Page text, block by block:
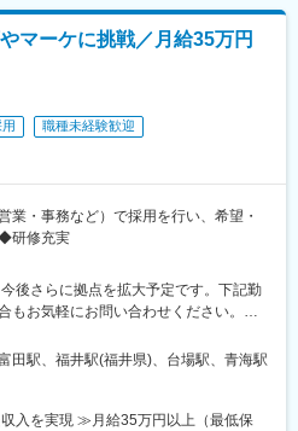
マーケに挑戦／月給35万円
職種未経験歓迎
業・事務など）で採用を行い、希望・
研修充実
後さらに拠点を拡大予定です。下記勤
もお気軽にお問い合わせください。≪
★ 東京を拠点に地方都市に貢献≫■東京
1-20 ダイバーシティ東京 オフィスタワ
県郡山市八山田3丁目22■北陸オフィ
田駅、福井駅(福井県)、台場駅、青海駅
入を実現 ≫月給35万円以上（最低保